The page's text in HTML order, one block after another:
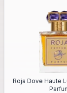
Roja Dove Haute